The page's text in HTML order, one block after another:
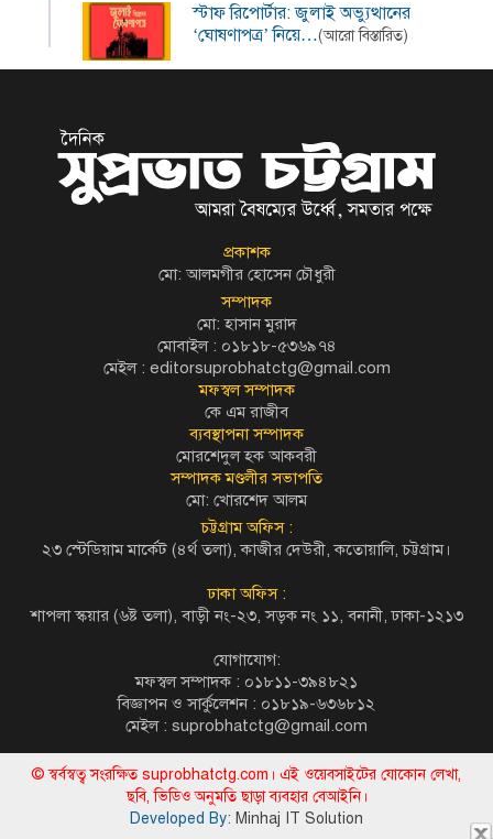
স্টাফ রিপোর্টার: জুলাই অভ্যুত্থানের
‘ঘোষণাপত্র’ নিয়ে…(আরো বিস্তারিত)
প্রকাশক
মো: আলমগীর হোসেন চৌধুরী
সম্পাদক
মো: হাসান মুরাদ
মোবাইল : ০১৮১৮-৫৩৬৯৭৪
মেইল : editorsuprobhatctg@gmail.com
মফস্বল সম্পাদক
কে এম রাজীব
ব্যবস্থাপনা সম্পাদক
মোরশেদুল হক আকবরী
সম্পাদক মণ্ডলীর সভাপতি
মো: খোরশেদ আলম
চট্টগ্রাম অফিস :
২৩ স্টেডিয়াম মার্কেট (৪র্থ তলা), কাজীর দেউরী, কতোয়ালি, চট্টগ্রাম।
ঢাকা অফিস :
শাপলা স্কয়ার (৬ষ্ট তলা), বাড়ী নং-২৩, সড়ক নং ১১, বনানী, ঢাকা-১২১৩
যোগাযোগ:
মফস্বল সম্পাদক : ০১৮১১-৩৯৪৮২১
বিজ্ঞাপন ও সার্কুলেশন : ০১৮১৯-৬৩৬৮১২
মেইল : suprobhatctg@gmail.com
© স্বর্বস্বত্ব সংরক্ষিত suprobhatctg.com। এই ওয়েবসাইটের যোকোন লেখা,
ছবি, ভিডিও অনুমতি ছাড়া ব্যবহার বেআইনি।
Developed By: Minhaj IT Solution